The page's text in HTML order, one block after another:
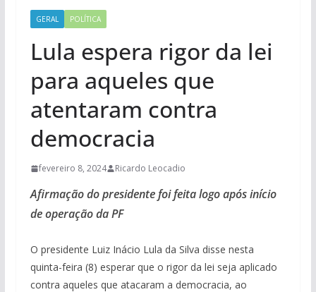
GERAL POLÍTICA
Lula espera rigor da lei
para aqueles que
atentaram contra
democracia
fevereiro 8, 2024 Ricardo Leocadio
Afirmação do presidente foi feita logo após início
de operação da PF
O presidente Luiz Inácio Lula da Silva disse nesta
quinta-feira (8) esperar que o rigor da lei seja aplicado
contra aqueles que atacaram a democracia, ao